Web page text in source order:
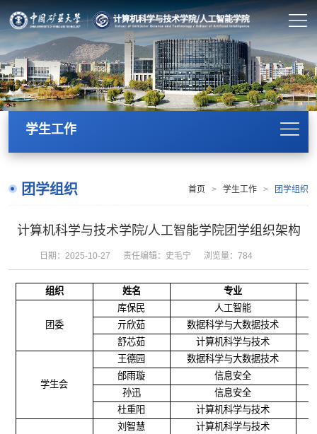
学生工作
团学组织 首页 > 学生工作 > 团学组织
计算机科学与技术学院/人工智能学院团学组织架构
日期：2025-10-27 责任编辑：史毛宁 浏览量： 784
组织 姓名 专业
团委
库保民
人工智能
亓欣茹
数据科学与大数据技术
舒芯茹
计算机科学与技术
学生会
王德园
数据科学与大数据技术
邰雨璇
信息安全
孙迅
信息安全
杜重阳
计算机科学与技术
刘智慧
计算机科学与技术